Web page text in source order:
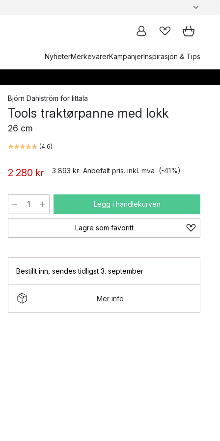
NyheterMerkevarerKampanjerInspirasjon & Tips
Björn Dahlström for Iittala
Tools traktørpanne med lokk
26 cm
(4.6)
2 280 kr 3 893 kr Anbefalt pris. inkl. mva (-41%)
Legg i handlekurven
Lagre som favoritt
Bestillt inn sendes tidligst 3. september
Mer info